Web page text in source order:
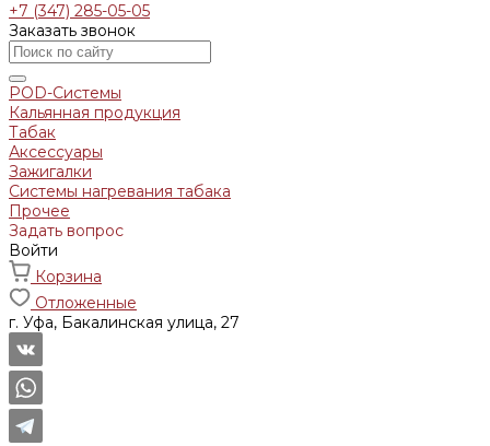
+7 (347) 285-05-05
Заказать звонок
POD-Системы
Кальянная продукция
Табак
Аксессуары
Зажигалки
Системы нагревания табака
Прочее
Задать вопрос
Войти
Корзина
Отложенные
г. Уфа, Бакалинская улица, 27